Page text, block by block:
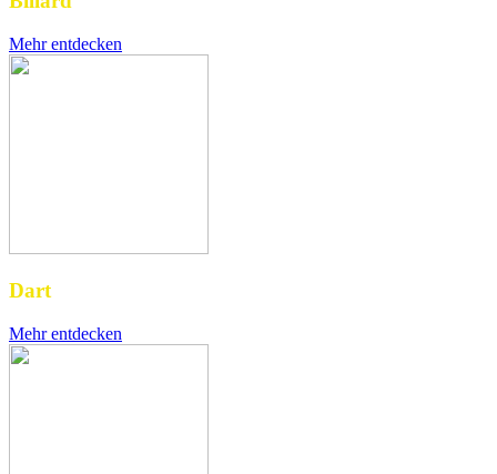
Mehr entdecken
Dart
Mehr entdecken